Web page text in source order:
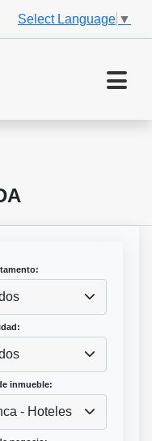
Select Language ▼
inmueble:
- Hoteles